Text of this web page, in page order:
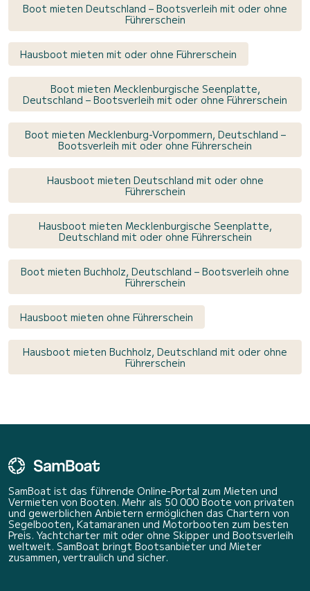
Boot mieten Deutschland – Bootsverleih mit oder ohne
Führerschein
Hausboot mieten mit oder ohne Führerschein
Boot mieten Mecklenburgische Seenplatte,
Deutschland – Bootsverleih mit oder ohne Führerschein
Boot mieten Mecklenburg-Vorpommern, Deutschland –
Bootsverleih mit oder ohne Führerschein
Hausboot mieten Deutschland mit oder ohne
Führerschein
Hausboot mieten Mecklenburgische Seenplatte,
Deutschland mit oder ohne Führerschein
Boot mieten Buchholz, Deutschland – Bootsverleih ohne
Führerschein
Hausboot mieten ohne Führerschein
Hausboot mieten Buchholz, Deutschland mit oder ohne
Führerschein
SamBoat ist das führende Online-Portal zum Mieten und
Vermieten von Booten. Mehr als 50 000 Boote von privaten
und gewerblichen Anbietern ermöglichen das Chartern von
Segelbooten, Katamaranen und Motorbooten zum besten
Preis. Yachtcharter mit oder ohne Skipper und Bootsverleih
weltweit. SamBoat bringt Bootsanbieter und Mieter
zusammen, vertraulich und sicher.